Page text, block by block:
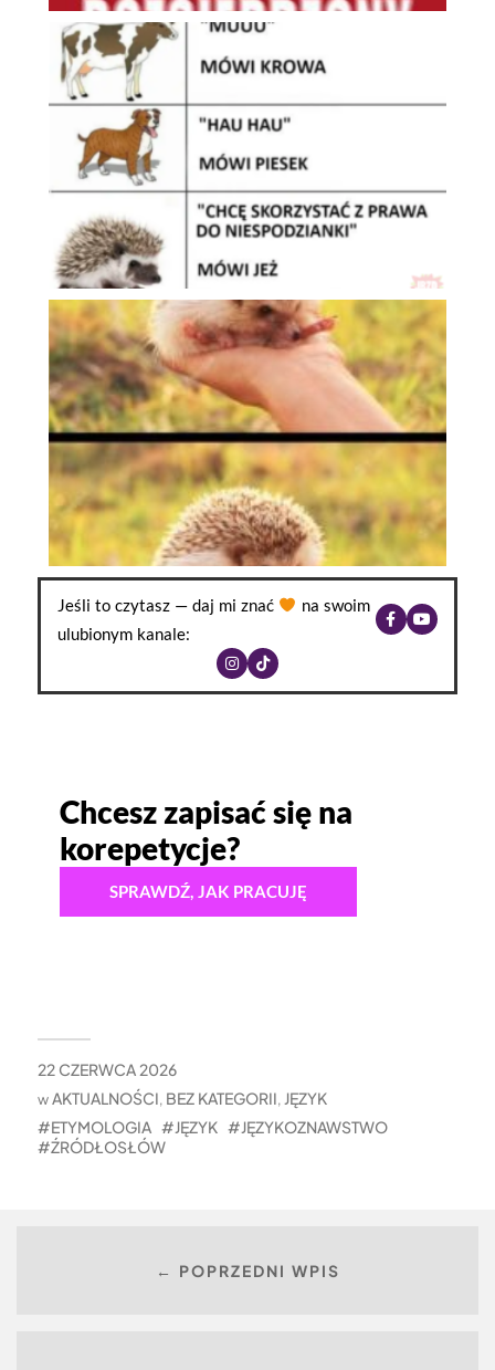
Jeśli to czytasz — daj mi znać
na swoim
ulubionym kanale:
Chcesz zapisać się na
korepetycje?
SPRAWDŹ, JAK PRACUJĘ
22 CZERWCA 2026
w AKTUALNOŚCI, BEZ KATEGORII, JĘZYK
ETYMOLOGIA
JĘZYK
JĘZYKOZNAWSTWO
ŹRÓDŁOSŁÓW
← POPRZEDNI WPIS